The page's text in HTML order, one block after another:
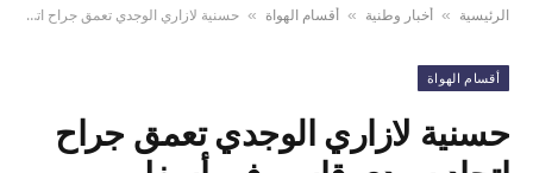
الرئيسية » أخبار وطنية » أقسام الهواة » حسنية لازاري الوجدي تعمق جراح اتحاد سيدي قاسم في أسفل الترتيب
أقسام الهواة
حسنية لازاري الوجدي تعمق جراح